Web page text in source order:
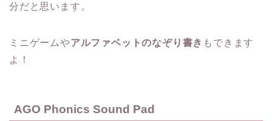
分だと思います。
ミニゲームやアルファベットのなぞり書き もできます
よ！
AGO Phonics Sound Pad